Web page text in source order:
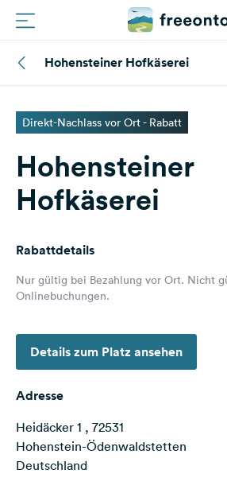
Plätze
Magazin
Partner
Registrieren
Fragen &
Feedback
Sprache:
Folge
Hohensteiner Hofkäserei
Direkt-Nachlass vor Ort - Rabatt
Hohensteiner
Hofkäserei
Rabattdetails
Nur gültig bei Bezahlung vor Ort. Nicht
Onlinebuchungen.
Details zum Platz ansehen
Adresse
Heidäcker 1 , 72531
Hohenstein-Ödenwaldstetten
Deutschland